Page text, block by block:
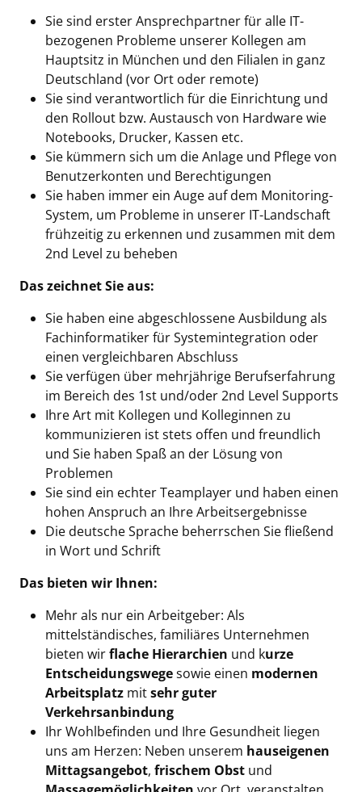
Sie sind erster Ansprechpartner für alle IT-
bezogenen Probleme unserer Kollegen am
Hauptsitz in München und den Filialen in ganz
Deutschland (vor Ort oder remote)
Sie sind verantwortlich für die Einrichtung und
den Rollout bzw. Austausch von Hardware wie
Notebooks, Drucker, Kassen etc.
Sie kümmern sich um die Anlage und Pflege von
Benutzerkonten und Berechtigungen
Sie haben immer ein Auge auf dem Monitoring-
System, um Probleme in unserer IT-Landschaft
frühzeitig zu erkennen und zusammen mit dem
2nd Level zu beheben
Das zeichnet Sie aus:
Sie haben eine abgeschlossene Ausbildung als
Fachinformatiker für Systemintegration oder
einen vergleichbaren Abschluss
Sie verfügen über mehrjährige Berufserfahrung
im Bereich des 1st und/oder 2nd Level Supports
Ihre Art mit Kollegen und Kolleginnen zu
kommunizieren ist stets offen und freundlich
und Sie haben Spaß an der Lösung von
Problemen
Sie sind ein echter Teamplayer und haben einen
hohen Anspruch an Ihre Arbeitsergebnisse
Die deutsche Sprache beherrschen Sie fließend
in Wort und Schrift
Das bieten wir Ihnen:
Mehr als nur ein Arbeitgeber: Als
mittelständisches, familiäres Unternehmen
bieten wirflache Hierarchien und kurze
Entscheidungswegesowie einen modernen
Arbeitsplatz mitsehr guter
Verkehrsanbindung
Ihr Wohlbefinden und Ihre Gesundheit liegen
uns am Herzen: Neben unserem hauseigenen
Mittagsangebot, frischem Obst und